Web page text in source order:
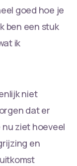
goed hoe je
ben een stuk
ik
niet
dat er
ziet hoeveel
en